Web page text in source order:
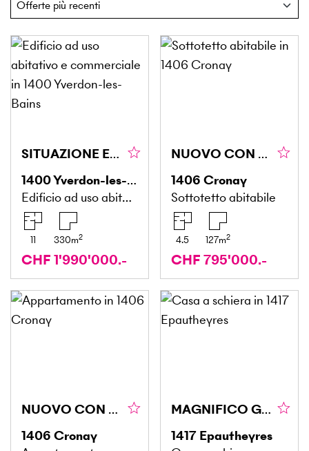
SITUAZIONE ECCEZIONALE E RENDIMENTO STABILE
1400Yverdon-les-Bains
Edificio ad uso abitativo e commerciale
11 330m2
CHF 1'990'000.-
NUOVO CON VISTA IMPRENABILE
1406 Cronay
Sottotetto abitabile
4.5 127m2
CHF 795'000.-
NUOVO CON VISTA IMPRENABILE
1406 Cronay
MAGNIFICO GIARDINO IN UN AMBIENTE TRANQUILLO
1417 Epautheyres